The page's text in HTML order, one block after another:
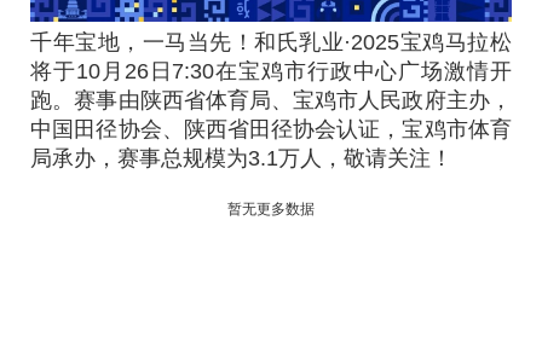
千年宝地，一马当先！和氏乳业·2025宝鸡马拉松
将于10月26日7:30在宝鸡市行政中心广场激情开
跑。赛事由陕西省体育局、宝鸡市人民政府主办，
中国田径协会、陕西省田径协会认证，宝鸡市体育
局承办，赛事总规模为3.1万人，敬请关注！
暂无更多数据